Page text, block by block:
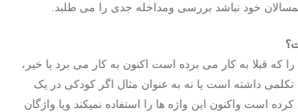
خود نباشد بررسی ومداخله جدی را می طلبد.
قبلا به کار می برده است اکنون به کار می برد یا خیر،
داشته است یا نه به عنوان مثال اگر کودکی در یک
است واکنون این واژه ها را استفاده نمیکند ویا واژگان